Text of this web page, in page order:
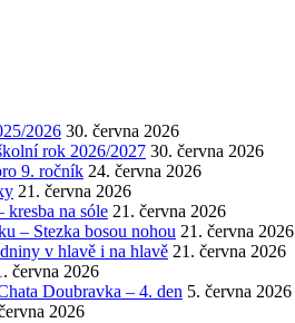
2026 30. června 2026
rok 2026/2027 30. června 2026
9. ročník 24. června 2026
21. června 2026
kresba na sóle 21. června 2026
– Stezka bosou nohou 21. června 2026
v hlavě i na hlavě 21. června 2026
června 2026
Doubravka – 4. den 5. června 2026
2026